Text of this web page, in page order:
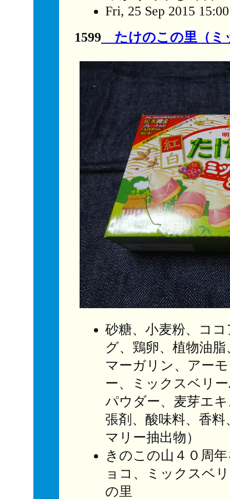
Fri, 25 Sep 2015
1599 たけのこの里（ミ
砂糖、小麦粉、コ
グ、鶏卵、植物油
マーガリン、アー
ー、ミックスベリ
パウダー、麦芽エ
張剤、酸味料、香
マリー抽出物）
きのこの山４０周
ョコ、ミックスベ
の里